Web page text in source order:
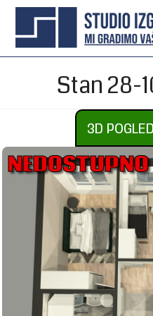
Stan 28-
3D POGLED
NEDOSTUPNO